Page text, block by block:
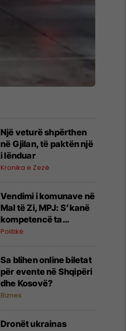
Një veturë shpërthen
në Gjilan, të paktën një
i lënduar
Kronika e Zezë
Vendimi i komunave në
Mal të Zi, MPJ: S’kanë
kompetencë ta
ç’njohin Kosovën
Politikë
Sa blihen online biletat
për evente në Shqipëri
dhe Kosovë?
Biznes
Dronët ukrainas